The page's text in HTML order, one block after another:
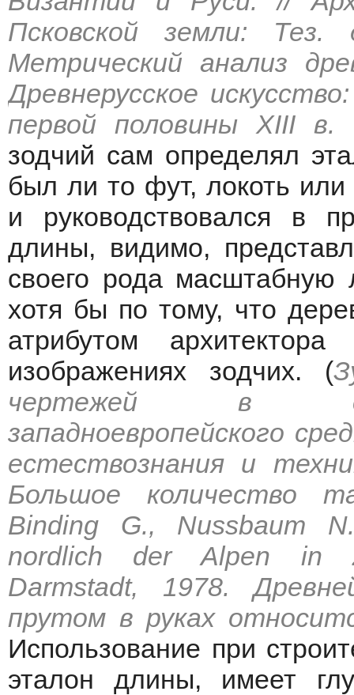
Псковской земли:
Метрический анализ
Древнерусское
первой половины XIII
зодчий сам определял
был ли то фут, локоть
и руководствовался в
длины, видимо,
своего рода масштабную
хотя бы по тому, что
атрибутом
изображениях зодчих. (
чертежей в
западноевропейского
естествознания и
Большое количество
Binding G., Nussbaum
nordlich der Alpen in
Darmstadt, 1978.
прутом в руках
Использование при
эталон длины, имеет